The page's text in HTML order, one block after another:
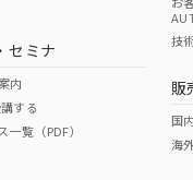
O
セミナ
内
する
覧（PDF）
技
販
国
海